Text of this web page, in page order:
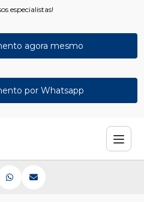
especialistas!
agora mesmo
por Whatsapp